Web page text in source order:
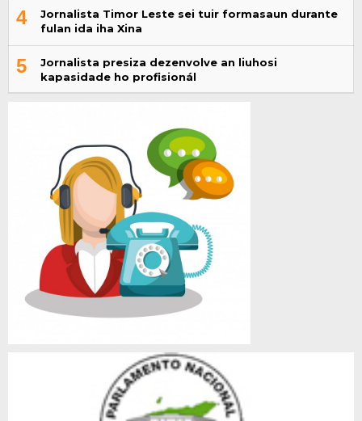
4
Jornalista Timor Leste sei tuir formasaun durante
fulan ida iha Xina
5
Jornalista presiza dezenvolve an liuhosi
kapasidade ho profisionál